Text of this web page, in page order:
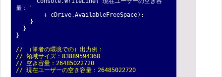
量："
+ cDrive.AvailableFreeSpace);
}
}
}
// （筆者の環境での）出力例：
// 領域サイズ：83889594368
// 空き容量：26485022720
// 現在ユーザーの空き容量：26485022720